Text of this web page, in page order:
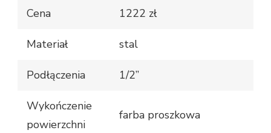
Cena 1222 zł
Materiał stal
Podłączenia 1/2”
Wykończenie
powierzchni
farba proszkowa